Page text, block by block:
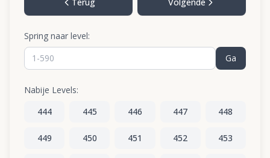
Spring naar level:
Ga
Nabije Levels:
444
445 446 447 448
449 450 451 452 453